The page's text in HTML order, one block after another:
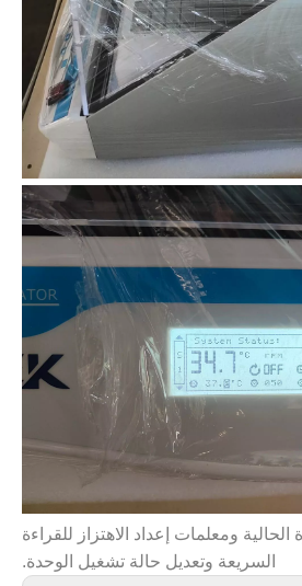
ومعلمات إعداد الاهتزاز للقراءة
السريعة وتعديل حالة تشغيل الوحدة.